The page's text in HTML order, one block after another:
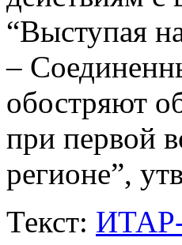
“Выступая
–
обостряют
при первой
регионе”,
Текст: